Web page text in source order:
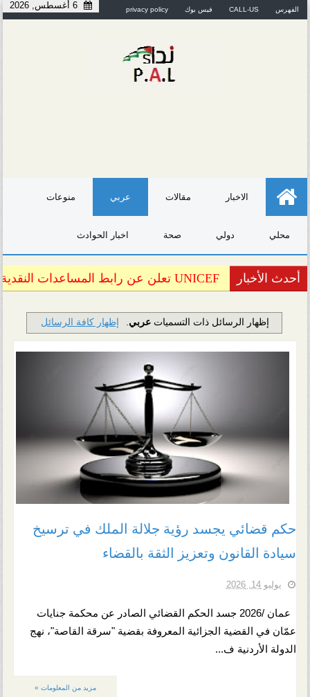
الفهرس CALL-US فيس بوك privacy policy 6 أغسطس, 2026
الاخبار مقالات عربي منوعات
محلي دولي صحة اخبار الحوادث
أحدث الأخبار
UNICEF تعلن عن رابط المساعدات النقدية وآلية التسجيل فيه
رابط التسجيل في المنظومة الوطنية
حكم قضائي يجسد رؤية جلالة الملك في
جوهر الأنوثة....رحلة العودة إلى البنوتة
الحركة الوطنية والإسلام والعلمانية!
فريال زياري تتألق في أمسية راشد
الرحلة العلوية إلى الديار المصطفوية
‏إظهار الرسائل ذات التسمياتعربي. إظهار كافة الرسائل
حكم قضائي يجسد رؤية جلالة الملك في ترسيخ
سيادة القانون وتعزيز الثقة بالقضاء
يوليو 14, 2026
عمان /2026 جسد الحكم القضائي الصادر عن محكمة جنايات
عمّان في القضية الجزائية المعروفة بقضية "سرقة القاصة"، نهج
الدولة الأردنية ف...
مزيد من المعلومات »